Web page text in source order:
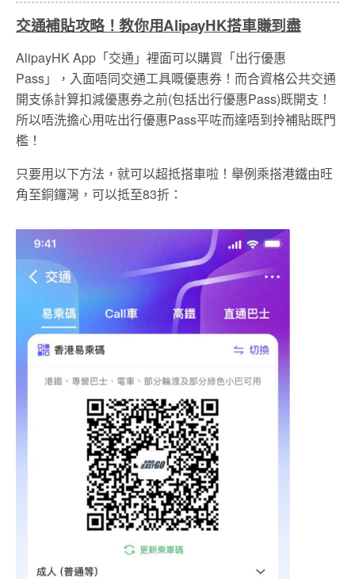
交通補貼攻略！教你用AlipayHK搭車賺到盡
AlipayHK App「交通」裡面可以購買「出行優惠
Pass」，入面唔同交通工具嘅優惠券！而合資格公共交通
開支係計算扣減優惠券之前(包括出行優惠Pass)既開支！
所以唔洗擔心用咗出行優惠Pass平咗而達唔到拎補貼既門
檻！
只要用以下方法，就可以超抵搭車啦！ 舉例乘搭港鐵由旺
角至銅鑼灣，可以抵至83折：